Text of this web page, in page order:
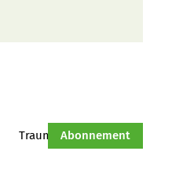
Traumtraktor Hof-
Abonnement